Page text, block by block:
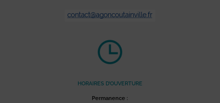
HORAIRES D’OUVERTURE
Permanence :